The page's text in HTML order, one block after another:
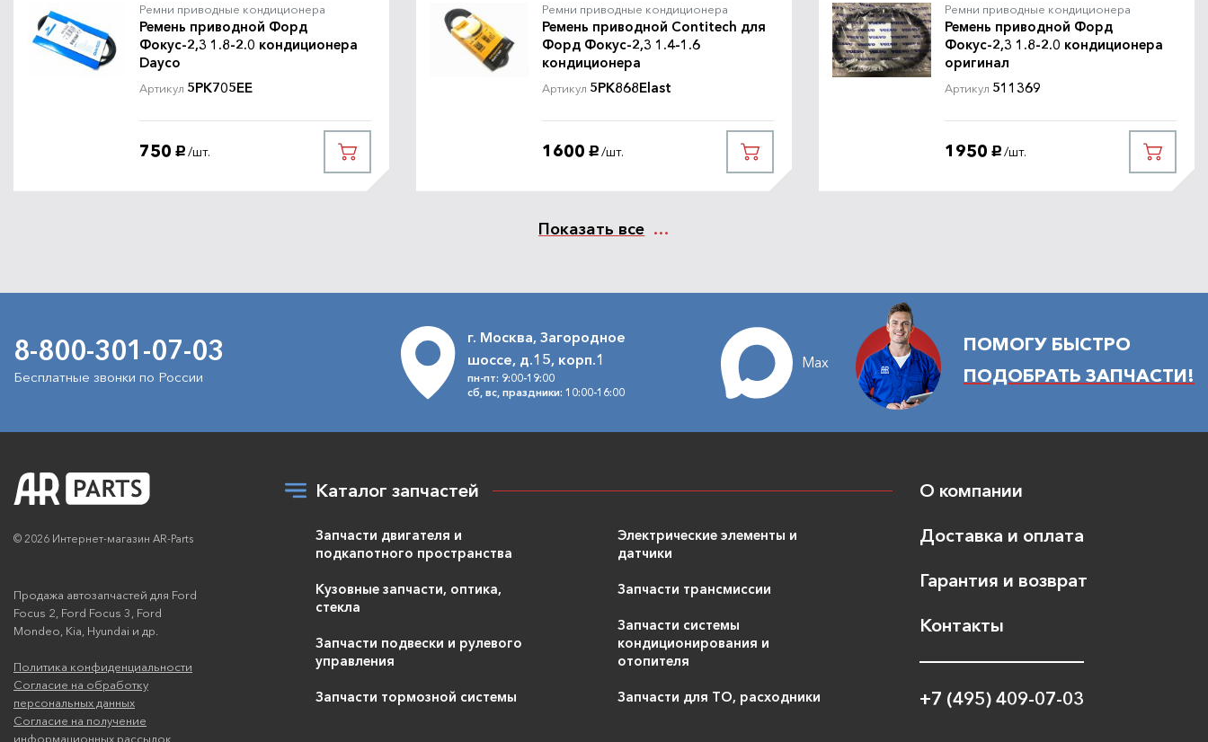
Ремни приводные кондиционера
Ремень приводной Форд
Фокус-2,3 1.8-2.0 кондиционера
Dayco
Артикул 5PK705EE
750 руб. /шт.
Ремни приводные кондиционера
Ремень приводной Contitech для
Форд Фокус-2,3 1.4-1.6
кондиционера
Артикул 5PK868Elast
1600 руб. /шт.
Ремни приводные кондиционера
Ремень приводной Форд
Фокус-2,3 1.8-2.0 кондиционера
оригинал
Артикул 511369
1950 руб. /шт.
Показать все
8-800-301-07-03
Бесплатные звонки по России
Max
г. Москва, Загородное
шоссе, д.15, корп.1
пн-пт: 9:00-19:00
сб, вс, праздники: 10:00-16:00
ПОМОГУ БЫСТРО
ПОДОБРАТЬ ЗАПЧАСТИ!
© 2026 Интернет-магазин AR-Parts
Продажа автозапчастей для Ford
Focus 2, Ford Focus 3, Ford
Mondeo, Kia, Hyundai и др.
Политика конфиденциальности
Согласие на обработку
персональных данных
Согласие на получение
информационных рассылок
Каталог запчастей
Запчасти двигателя и
подкапотного пространства
Кузовные запчасти, оптика,
стекла
Запчасти подвески и рулевого
управления
Запчасти тормозной системы
Электрические элементы и
датчики
Запчасти трансмиссии
Запчасти системы
кондиционирования и
отопителя
Запчасти для ТО, расходники
О компании
Доставка и оплата
Гарантия и возврат
Контакты
+7 (495) 409-07-03